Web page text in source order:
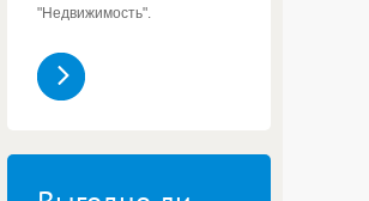
"Недвижимость".